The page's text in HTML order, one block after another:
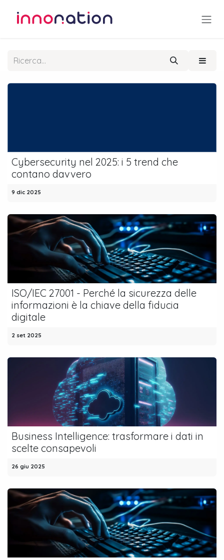
Cybersecurity nel 2025: i 5 trend che
contano davvero
9 dic 2025
ISO/IEC 27001 - Perché la sicurezza delle
informazioni è la chiave della fiducia
digitale
2 set 2025
Business Intelligence: trasformare i dati in
scelte consapevoli
26 giu 2025